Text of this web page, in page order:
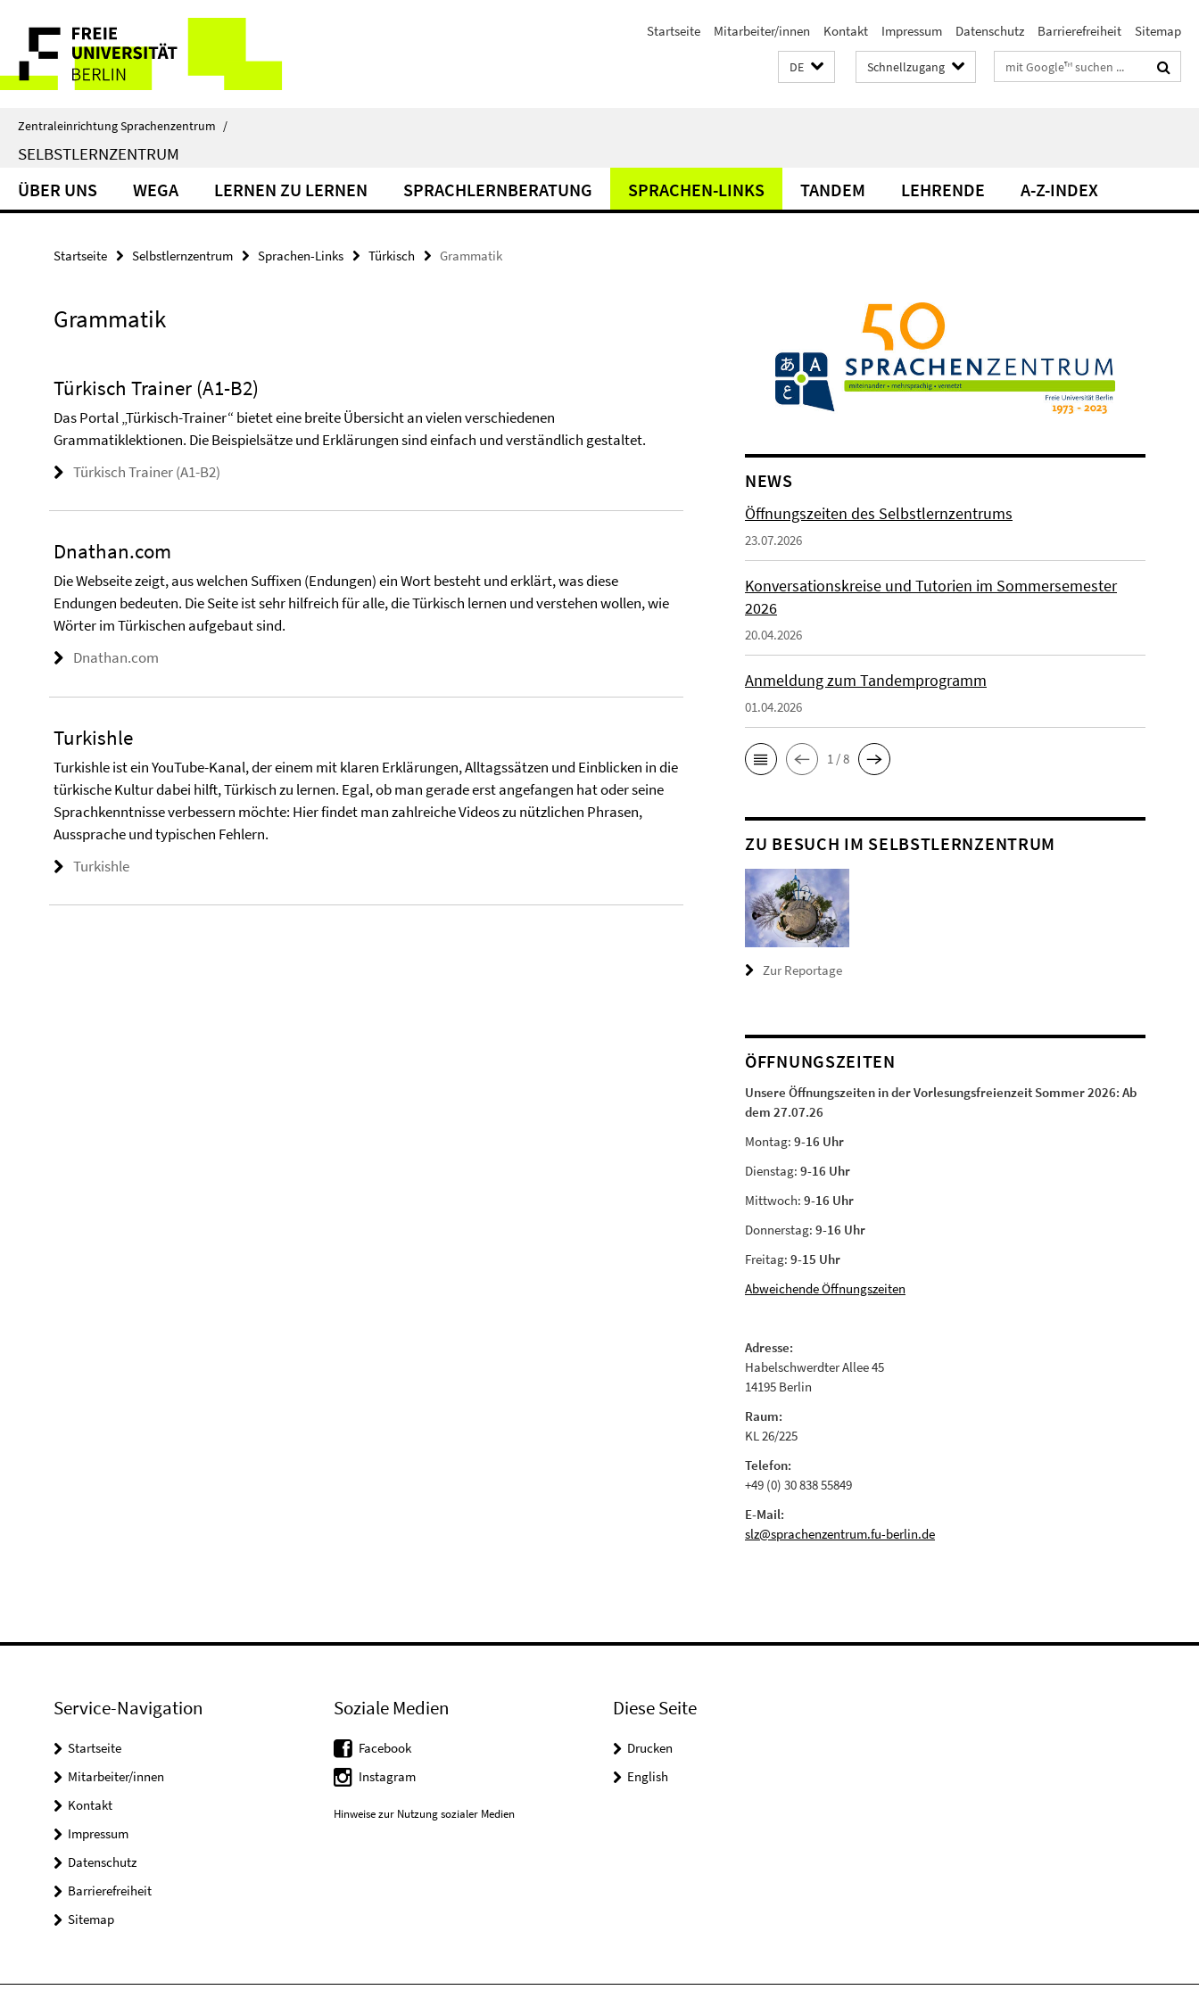
direkt
Inhalt
Service-
Navigation
Startseite Mitarbeiter/innen Kontakt Impressum Datenschutz Barrierefreiheit Sitemap
DE Schnellzugang Suchbegriffe
Zentraleinrichtung Sprachenzentrum /
SELBSTLERNZENTRUM
ÜBER UNS WEGA LERNEN ZU LERNEN SPRACHLERNBERATUNG SPRACHEN-LINKS TANDEM LEHRENDE A-Z-INDEX
Startseite Selbstlernzentrum Sprachen-Links Türkisch Grammatik
Grammatik
Türkisch Trainer (A1-B2)
Das Portal „Türkisch-Trainer“ bietet eine breite Übersicht an vielen verschiedenen
Grammatiklektionen. Die Beispielsätze und Erklärungen sind einfach und verständlich gestaltet.
Türkisch Trainer (A1-B2)
Dnathan.com
Die Webseite zeigt, aus welchen Suffixen (Endungen) ein Wort besteht und erklärt, was diese
Endungen bedeuten. Die Seite ist sehr hilfreich für alle, die Türkisch lernen und verstehen wollen, wie
Wörter im Türkischen aufgebaut sind.
Dnathan.com
Turkishle
Turkishle ist ein YouTube-Kanal, der einem mit klaren Erklärungen, Alltagssätzen und Einblicken in die
türkische Kultur dabei hilft, Türkisch zu lernen. Egal, ob man gerade erst angefangen hat oder seine
Sprachkenntnisse verbessern möchte: Hier findet man zahlreiche Videos zu nützlichen Phrasen,
Aussprache und typischen Fehlern.
Turkishle
NEWS
Öffnungszeiten des Selbstlernzentrums
23.07.2026
Konversationskreise und Tutorien im Sommersemester
2026
20.04.2026
Anmeldung zum Tandemprogramm
01.04.2026
1 / 8
ZU BESUCH IM SELBSTLERNZENTRUM
Zur Reportage
ÖFFNUNGSZEITEN
Unsere Öffnungszeiten in der Vorlesungsfreienzeit Sommer 2026:Ab
dem 27.07.26
Montag:9-16 Uhr
Dienstag:9-16 Uhr
Mittwoch:9-16 Uhr
Donnerstag:9-16 Uhr
Freitag:9-15 Uhr
Abweichende Öffnungszeiten
Adresse:
Habelschwerdter Allee 45
14195 Berlin
Raum:
KL 26/225
Telefon:
+49 (0) 30 838 55849
E-Mail:
slz@sprachenzentrum.fu-berlin.de
Service-Navigation
Startseite
Mitarbeiter/innen
Kontakt
Impressum
Datenschutz
Barrierefreiheit
Sitemap
Soziale Medien
Facebook
Instagram
Hinweise zur Nutzung sozialer Medien
Diese Seite
Drucken
English